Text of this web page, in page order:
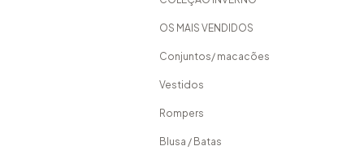
OS MAIS VENDIDOS
Conjuntos/ macacões
Vestidos
Rompers
Blusa / Batas